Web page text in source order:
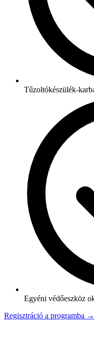
Tűzoltókészülék-
Egyéni védőeszköz
Regisztráció a programba →